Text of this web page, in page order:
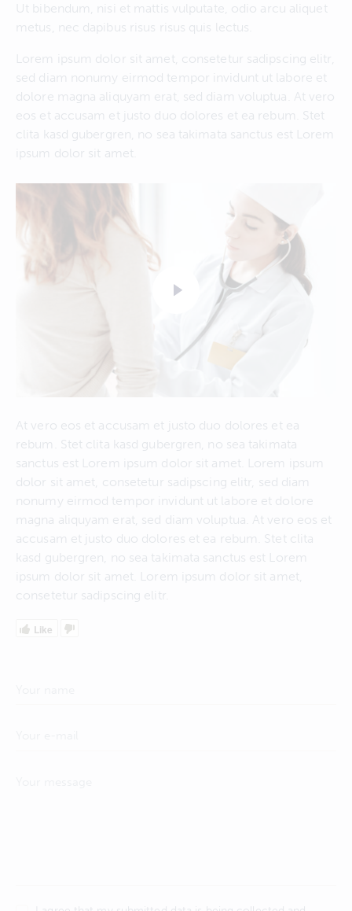
Ut bibendum, nisi et mattis vulputate, odio arcu aliquet
metus, nec dapibus risus risus quis lectus.
Lorem ipsum dolor sit amet, consetetur sadipscing elitr,
sed diam nonumy eirmod tempor invidunt ut labore et
dolore magna aliquyam erat, sed diam voluptua. At vero
eos et accusam et justo duo dolores et ea rebum. Stet
clita kasd gubergren, no sea takimata sanctus est Lorem
ipsum dolor sit amet.
At vero eos et accusam et justo duo dolores et ea
rebum. Stet clita kasd gubergren, no sea takimata
sanctus est Lorem ipsum dolor sit amet. Lorem ipsum
dolor sit amet, consetetur sadipscing elitr, sed diam
nonumy eirmod tempor invidunt ut labore et dolore
magna aliquyam erat, sed diam voluptua. At vero eos et
accusam et justo duo dolores et ea rebum. Stet clita
kasd gubergren, no sea takimata sanctus est Lorem
ipsum dolor sit amet. Lorem ipsum dolor sit amet,
consetetur sadipscing elitr.
Like